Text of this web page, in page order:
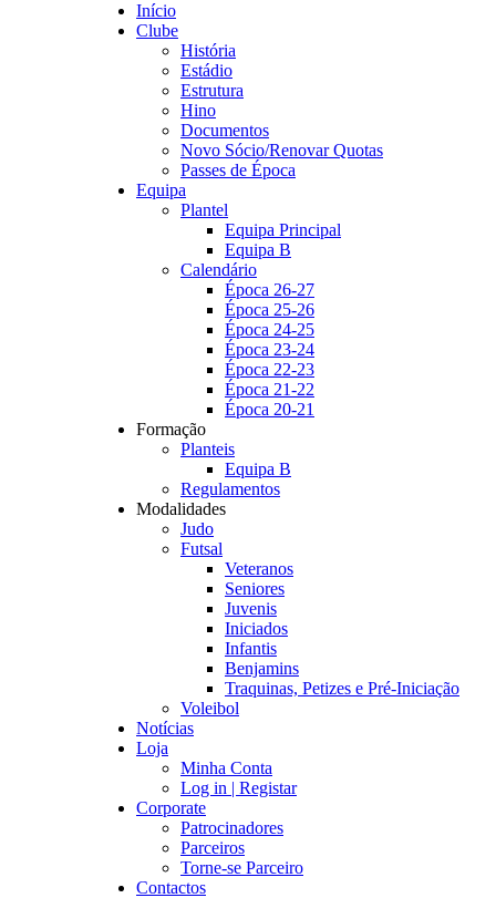
Início
Clube
História
Estádio
Estrutura
Hino
Documentos
Novo Sócio/Renovar Quotas
Passes de Época
Equipa
Plantel
Equipa Principal
Equipa B
Calendário
Época 26-27
Época 25-26
Época 24-25
Época 23-24
Época 22-23
Época 21-22
Época 20-21
Formação
Planteis
Equipa B
Regulamentos
Modalidades
Judo
Futsal
Veteranos
Seniores
Juvenis
Iniciados
Infantis
Benjamins
Traquinas, Petizes e Pré-Iniciação
Voleibol
Notícias
Loja
Minha Conta
Log in | Registar
Corporate
Patrocinadores
Parceiros
Torne-se Parceiro
Contactos